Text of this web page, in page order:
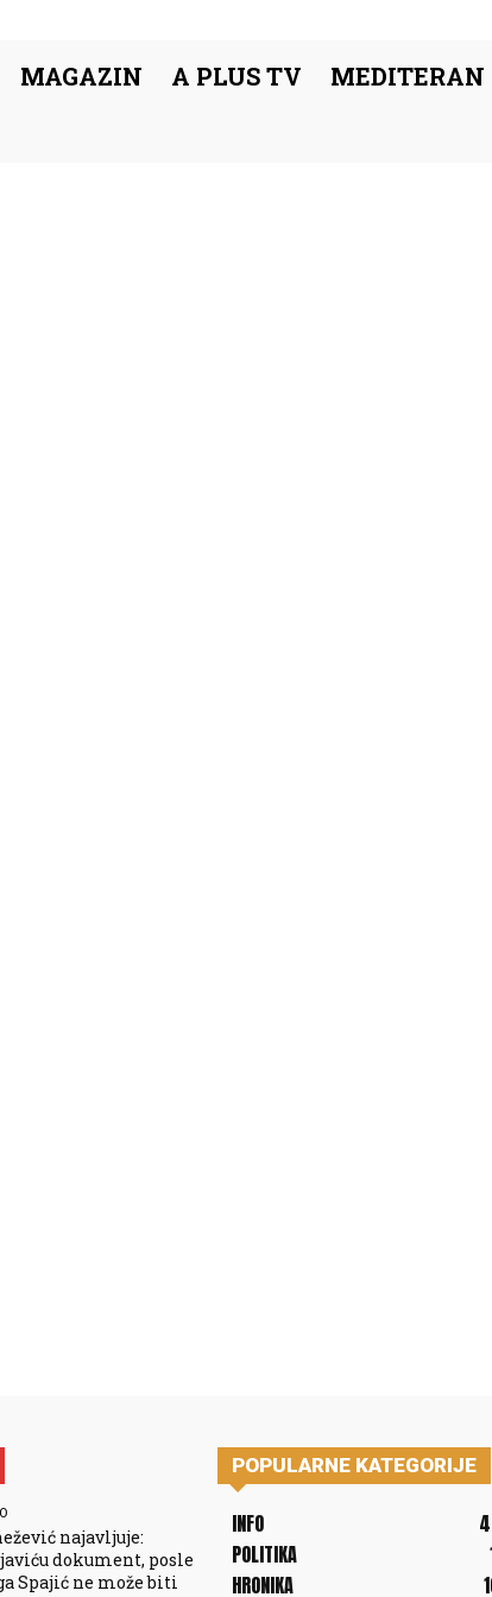
MAGAZIN A PLUS TV MEDITERAN
najavljuje:
dokument, posle
Spajić ne može biti
POPULARNE KATEGORIJE
INFO
POLITIKA
HRONIKA